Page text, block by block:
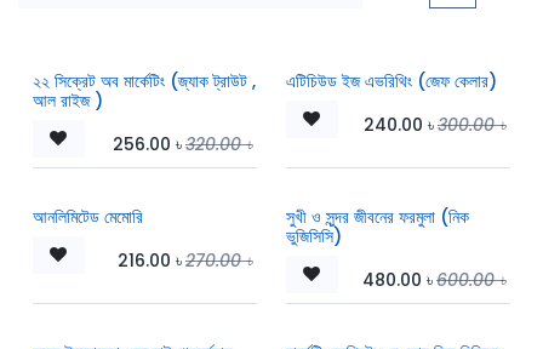
২২ সিক্রেট অব মার্কেটিং (জ্যাক ট্রাউট ,
আল রাইজ )
256.00 ৳320.00৳
এটিচিউড ইজ এভরিথিং (জেফ কেলার)
240.00 ৳300.00৳
আনলিমিটেড মেমোরি
216.00 ৳270.00৳
সুখী ও সুন্দর জীবনের ফরমুলা (নিক
ভুজিসিসি)
480.00 ৳600.00৳